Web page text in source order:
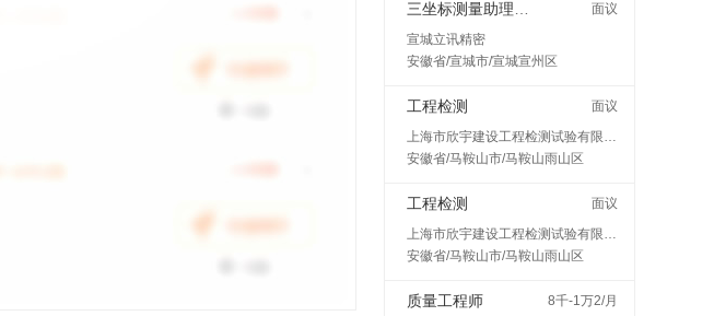
面议
宣城立讯精密
安徽省/宣城市/宣城宣州区
工程检测
面议
上海市欣宇建设工程检测试验有限公司马鞍山分公司
安徽省/马鞍山市/马鞍山雨山区
工程检测
面议
上海市欣宇建设工程检测试验有限公司马鞍山分公司
安徽省/马鞍山市/马鞍山雨山区
质量工程师
8千-1万2/月